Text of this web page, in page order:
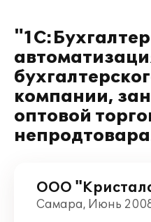
компании,
оптовой
ООО
Самара, Июнь